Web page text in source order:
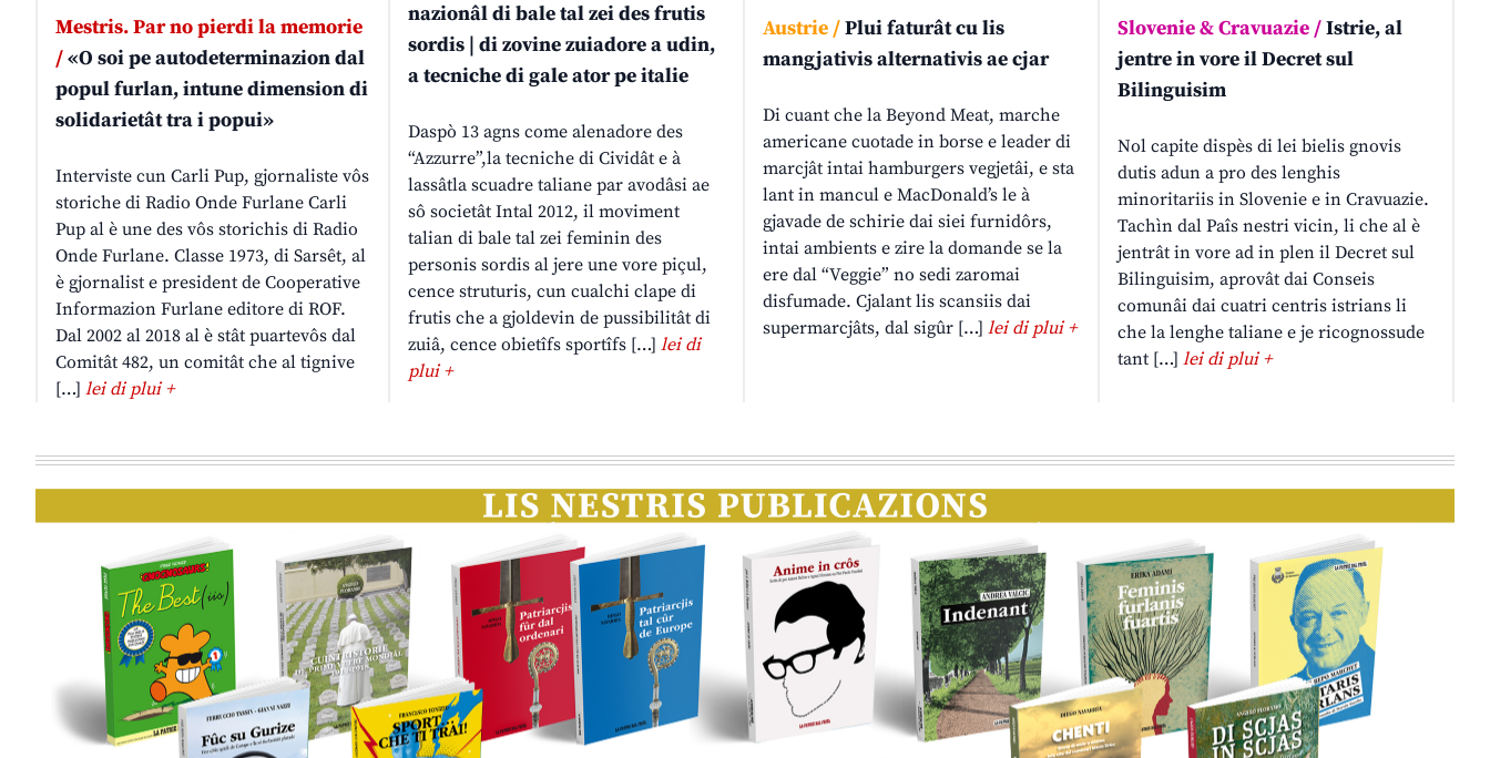
Mestris. Par no pierdi la memorie
/«O soi pe autodeterminazion dal
popul furlan, intune dimension di
solidarietât tra i popui»
Interviste cun Carli Pup, gjornaliste vôs
storiche di Radio Onde Furlane Carli
Pup al è une des vôs storichis di Radio
Onde Furlane. Classe 1973, di Sarsêt, al
è gjornalist e president de Cooperative
Informazion Furlane editore di ROF.
Dal 2002 al 2018 al è stât puartevôs dal
Comitât 482, un comitât che al tignive
[…] lei di plui +
nazionâl di bale tal zei des frutis
sordis | di zovine zuiadore a udin,
a tecniche di gale ator pe italie
Daspò 13 agns come alenadore des
“Azzurre”,la tecniche di Cividât e à
lassâtla scuadre taliane par avodâsi ae
sô societât Intal 2012, il moviment
talian di bale tal zei feminin des
personis sordis al jere une vore piçul,
cence struturis, cun cualchi clape di
frutis che a gjoldevin de pussibilitât di
zuiâ, cence obietîfs sportîfs […] lei di
plui +
Austrie /Plui faturât cu lis
mangjativis alternativis ae cjar
Di cuant che la Beyond Meat, marche
americane cuotade in borse e leader di
marcjât intai hamburgers vegjetâi, e sta
lant in mancul e MacDonald’s le à
gjavade de schirie dai siei furnidôrs,
intai ambients e zire la domande se la
ere dal “Veggie” no sedi zaromai
disfumade. Cjalant lis scansiis dai
supermarcjâts, dal sigûr […] lei di plui +
Slovenie & Cravuazie /Istrie, al
jentre in vore il Decret sul
Bilinguisim
Nol capite dispès di lei bielis gnovis
dutis adun a pro des lenghis
minoritariis in Slovenie e in Cravuazie.
Tachìn dal Paîs nestri vicin, li che al è
jentrât in vore ad in plen il Decret sul
Bilinguisim, aprovât dai Conseis
comunâi dai cuatri centris istrians li
che la lenghe taliane e je ricognossude
tant […] lei di plui +